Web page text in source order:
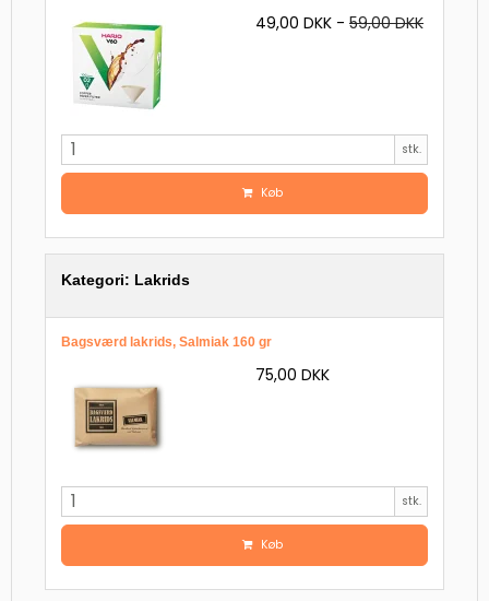
49,00 DKK - 59,00 DKK
stk.
Køb
Kategori: Lakrids
Bagsværd lakrids, Salmiak 160 gr
75,00 DKK
stk.
Køb